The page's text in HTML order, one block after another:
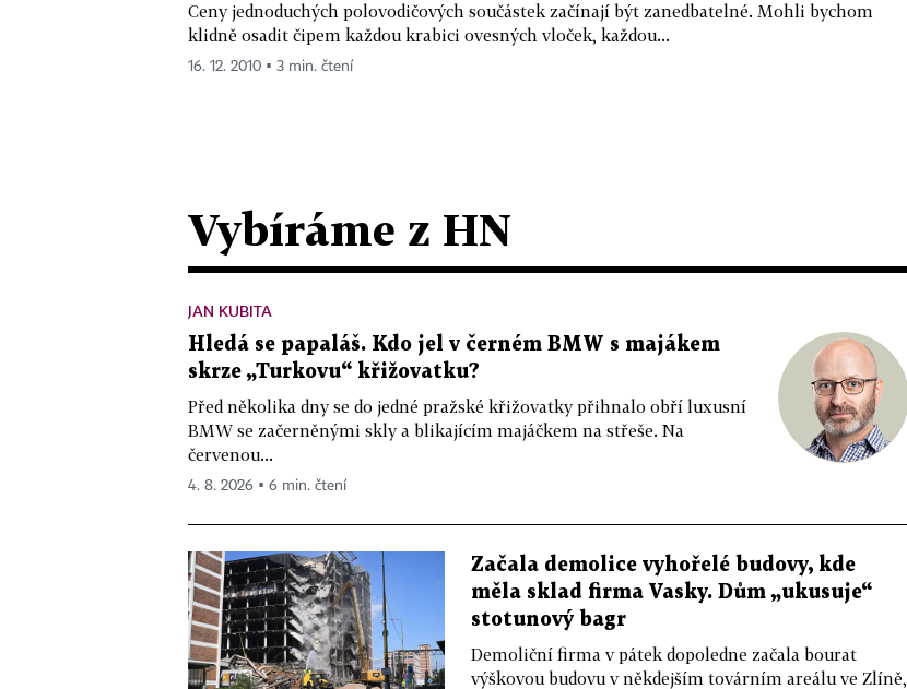
Ceny jednoduchých polovodičových součástek začínají být zanedbatelné. Mohli bychom
klidně osadit čipem každou krabici ovesných vloček, každou...
16. 12. 2010 ▪ 3 min. čtení
Vybíráme z HN
JAN KUBITA
Hledá se papaláš. Kdo jel v černém BMW s majákem
skrze „Turkovu“ křižovatku?
Před několika dny se do jedné pražské křižovatky přihnalo obří luxusní
BMW se začerněnými skly a blikajícím majáčkem na střeše. Na
červenou...
4. 8. 2026 ▪ 6 min. čtení
Začala demolice vyhořelé budovy, kde
měla sklad firma Vasky. Dům „ukusuje“
stotunový bagr
Demoliční firma v pátek dopoledne začala bourat
výškovou budovu v někdejším továrním areálu ve Zlíně,